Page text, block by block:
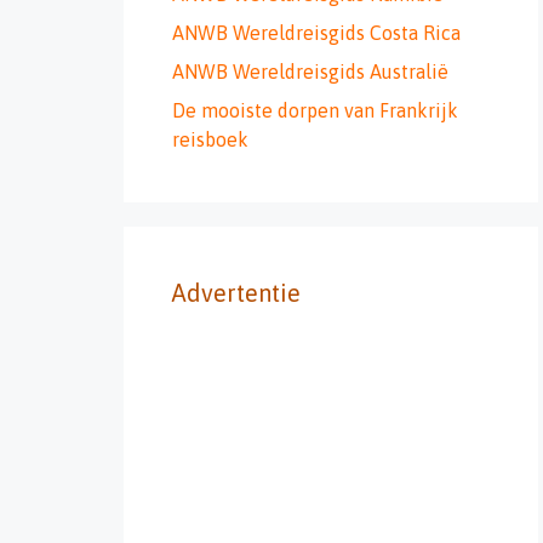
ANWB Wereldreisgids Costa Rica
ANWB Wereldreisgids Australië
De mooiste dorpen van Frankrijk
reisboek
Advertentie